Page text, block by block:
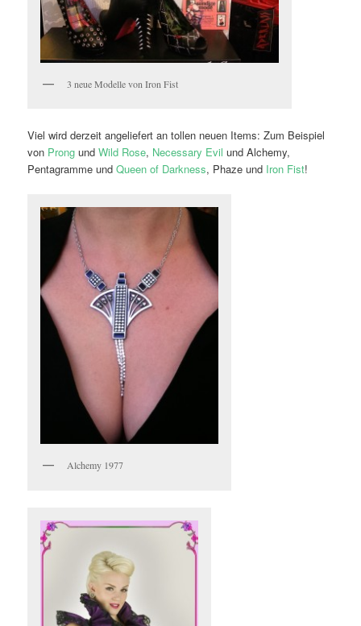
3 neue Modelle von Iron Fist
Viel wird derzeit angeliefert an tollen neuen Items: Zum Beispiel
von Prong undWild Rose, Necessary Evil und Alchemy,
Pentagramme undQueen of Darkness, Phaze und Iron Fist!
Alchemy 1977